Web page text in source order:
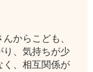
からこども、
り、気持ちが少
く、相互関係が